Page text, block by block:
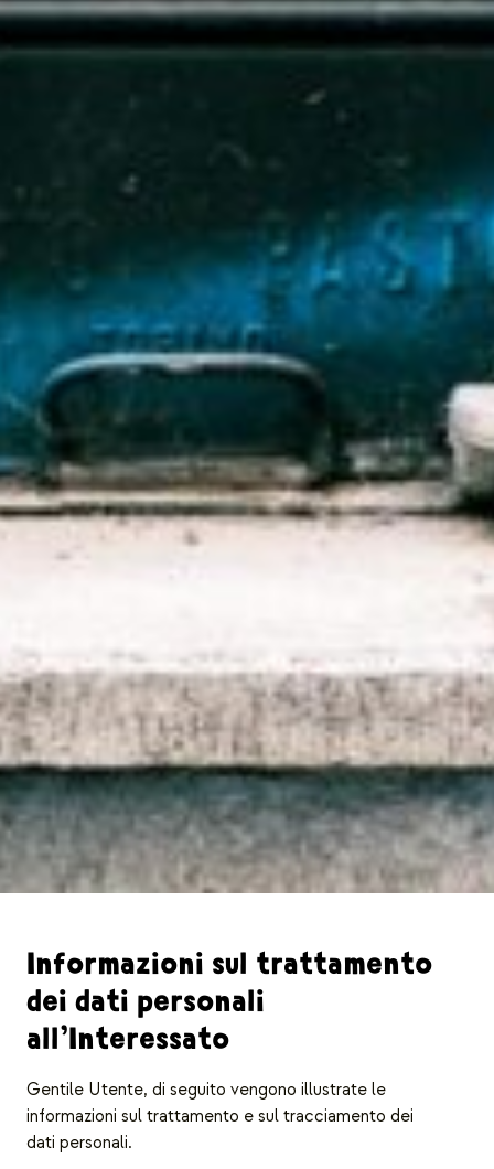
Informazioni sul trattamento
dei dati personali
all’Interessato
Gentile Utente, di seguito vengono illustrate le
informazioni sul trattamento e sul tracciamento dei
dati personali.